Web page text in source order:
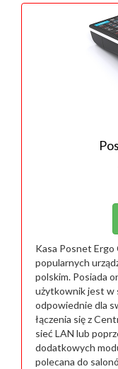
Kasa Posnet Ergo
popularnych
polskim. Posiada
użytkownik jest w
odpowiednie dla
łączenia się z
sieć LAN lub
dodatkowych
polecana do